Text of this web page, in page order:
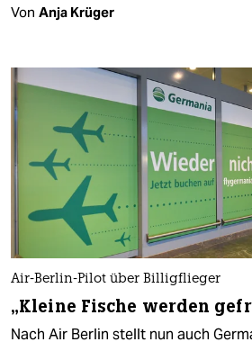
Von Anja Krüger
Air-Berlin-Pilot über Billigflieger
„Kleine Fische werden
Nach Air Berlin stellt nun auch